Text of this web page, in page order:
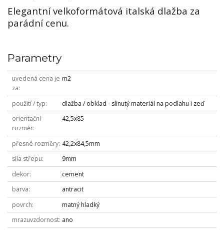
Elegantní velkoformátová italská dlažba za
parádní cenu.
Parametry
uvedená cena je
za
m2
použití / typ
dlažba / obklad - slinutý materiál na podlahu i zeď
orientační
rozměr
42,5x85
přesné rozměry 42,2x84,5mm
síla střepu
9mm
dekor
cement
barva
antracit
povrch
matný hladký
mrazuvzdornost ano